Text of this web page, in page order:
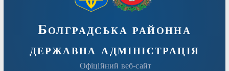
Болградська районна
державна адміністрація
Офіційний веб-сайт